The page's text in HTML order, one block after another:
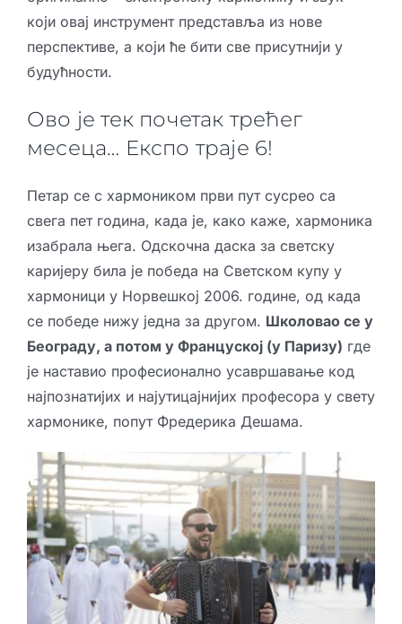
који овај инструмент представља из нове
перспективе, а који ће бити све присутнији у
будућности.
Ово је тек почетак трећег
месеца… Експо траје 6!
Петар се с хармоником први пут сусрео са
свега пет година, када је, како каже, хармоника
изабрала њега. Одскочна даска за светску
каријеру била је победа на Светском купу у
хармоници у Норвешкој 2006. године, од када
се победе нижу једна за другом. Школовао се у
Београду, а потом у Француској (у Паризу) где
је наставио професионално усавршавање код
најпознатијих и најутицајнијих професора у свету
хармонике, попут Фредерика Дешама.